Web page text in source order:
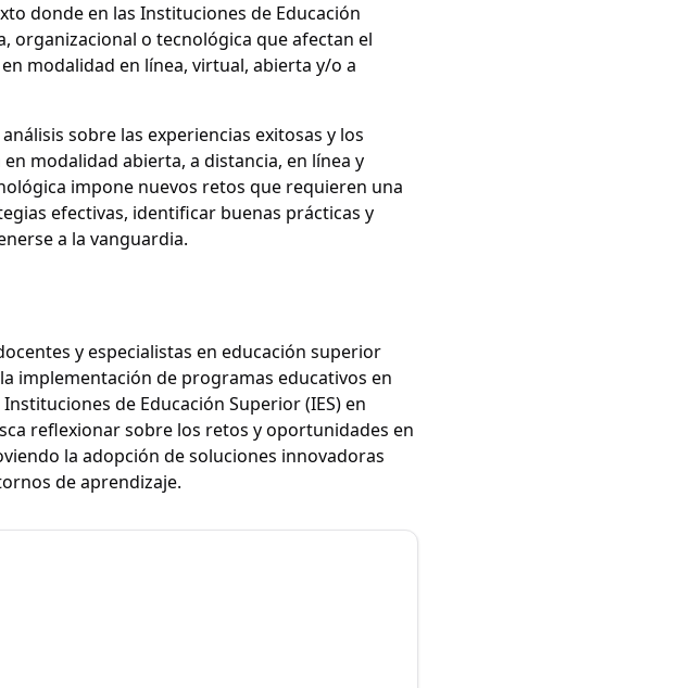
donde en las Instituciones de Educación
organizacional o tecnológica que afectan el
modalidad en línea, virtual, abierta y/o a
sobre las experiencias exitosas y los
modalidad abierta, a distancia, en línea y
impone nuevos retos que requieren una
efectivas, identificar buenas prácticas y
a la vanguardia.
y especialistas en educación superior
implementación de programas educativos en
de Educación Superior (IES) en
reflexionar sobre los retos y oportunidades en
la adopción de soluciones innovadoras
de aprendizaje.